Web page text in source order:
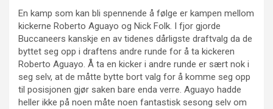
En kamp som kan bli spennende å følge er kampen mellom
kickerne Roberto Aguayo og Nick Folk. I fjor gjorde
Buccaneers kanskje en av tidenes dårligste draftvalg da de
byttet seg opp i draftens andre runde for å ta kickeren
Roberto Aguayo. Å ta en kicker i andre runde er sært nok i
seg selv, at de måtte bytte bort valg for å komme seg opp
til posisjonen gjør saken bare enda verre. Aguayo hadde
heller ikke på noen måte noen fantastisk sesong selv om